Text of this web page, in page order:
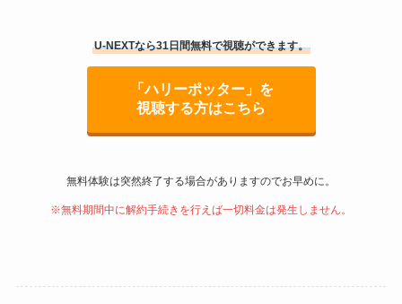
U-NEXTなら31日間無料で視聴ができます。
「ハリーポッター」を
視聴する方はこちら
無料体験は突然終了する場合がありますのでお早めに。
※無料期間中に解約手続きを行えば一切料金は発生しません。